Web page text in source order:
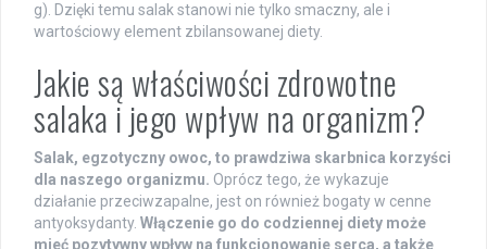
g). Dzięki temu salak stanowi nie tylko smaczny, ale i
wartościowy element zbilansowanej diety.
Jakie są właściwości zdrowotne
salaka i jego wpływ na organizm?
Salak, egzotyczny owoc, to prawdziwa skarbnica korzyści
dla naszego organizmu. Oprócz tego, że wykazuje
działanie przeciwzapalne, jest on również bogaty w cenne
antyoksydanty. Włączenie go do codziennej diety może
mieć pozytywny wpływ na funkcjonowanie serca, a także